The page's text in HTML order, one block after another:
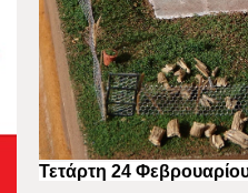
Τετάρτη 24